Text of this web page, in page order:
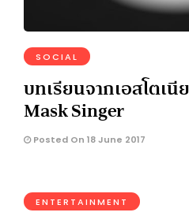
SOCIAL
บทเรียนจากเอสโตเนี
Mask Singer
Posted On 18 June 2017
ENTERTAINMENT